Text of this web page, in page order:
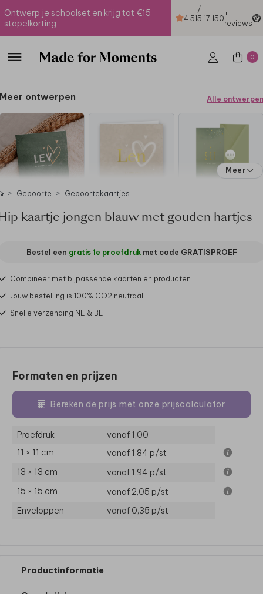
Ontwerp je schoolset en krijg tot €15
stapelkorting
4.51
/
5
-
17.150+
reviews
0
Meer ontwerpen Alle ontwerpen
Meer
Geboorte Geboortekaartjes
kaartje jongen blauw met gouden hartjes
Bestel een gratis 1e proefdrukmet code GRATISPROEF
Combineer met bijpassende kaarten en producten
Jouw bestelling is 100% CO2 neutraal
Snelle verzending NL & BE
Formaten en prijzen
Bereken de prijs met onze prijscalculator
Proefdruk
vanaf 1,00
11 × 11 cm
vanaf 1,84 p/st
13 × 13 cm
vanaf 1,94 p/st
15 × 15 cm
vanaf 2,05 p/st
Enveloppen
vanaf 0,35 p/st
Productinformatie